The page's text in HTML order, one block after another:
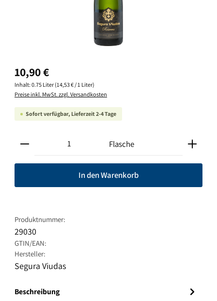
Regulärer Preis:
10,90 €
Inhalt:0.75 Liter(14,53 € / 1 Liter)
Preise inkl. MwSt. zzgl. Versandkosten
Sofort verfügbar, Lieferzeit 2-4 Tage
Produkt Anzahl: Gib den gewünschten Wert ein oder
Flasche
In den Warenkorb
Produktnummer:
29030
GTIN/EAN:
Hersteller:
Segura Viudas
Beschreibung